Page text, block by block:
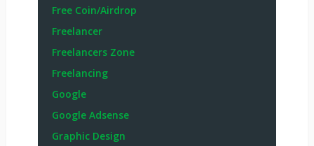
Free Coin/Airdrop
Freelancer
Freelancers Zone
Freelancing
Google
Google Adsense
Graphic Design